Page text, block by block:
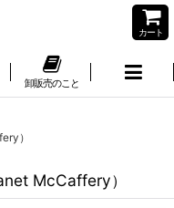
カート
卸販売のこと
）
McCaffery）